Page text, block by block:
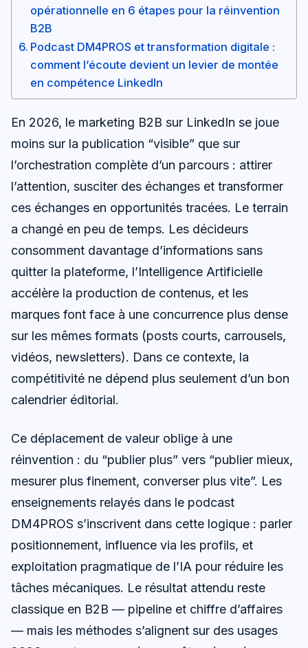
opérationnelle en 6 étapes pour la réinvention
B2B
Podcast DM4PROS et transformation digitale :
comment l’écoute devient un levier de montée
en compétence LinkedIn
En 2026, le marketing B2B sur LinkedIn se joue
moins sur la publication “visible” que sur
l’orchestration complète d’un parcours : attirer
l’attention, susciter des échanges et transformer
ces échanges en opportunités tracées. Le terrain
a changé en peu de temps. Les décideurs
consomment davantage d’informations sans
quitter la plateforme, l’Intelligence Artificielle
accélère la production de contenus, et les
marques font face à une concurrence plus dense
sur les mêmes formats (posts courts, carrousels,
vidéos, newsletters). Dans ce contexte, la
compétitivité ne dépend plus seulement d’un bon
calendrier éditorial.
Ce déplacement de valeur oblige à une
réinvention : du “publier plus” vers “publier mieux,
mesurer plus finement, converser plus vite”. Les
enseignements relayés dans le podcast
DM4PROS s’inscrivent dans cette logique : parler
positionnement, influence via les profils, et
exploitation pragmatique de l’IA pour réduire les
tâches mécaniques. Le résultat attendu reste
classique en B2B — pipeline et chiffre d’affaires
— mais les méthodes s’alignent sur des usages